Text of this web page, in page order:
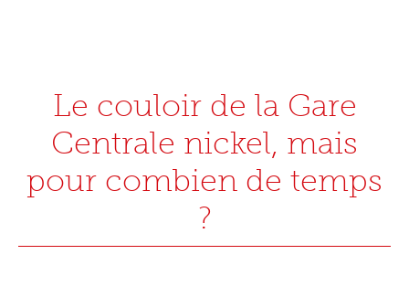
Le couloir de la Gare
Centrale nickel, mais
pour combien de temps
?